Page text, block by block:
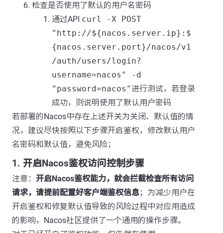
检查是否使用了默认的用户名密码
通过API curl -X POST
"http://${nacos.server.ip}:$
{nacos.server.port}/nacos/v1
/auth/users/login?
username=nacos" -d
"password=nacos"进行测试，若登录
成功，则说明使用了默认用户密码
若部署的Nacos中存在上述开关为关闭、默认值的情
况，建议尽快按照以下步骤开启鉴权，修改默认用户
名密码和默认值，避免风险；
1. 开启Nacos鉴权访问控制步骤
注意： 开启Nacos鉴权能力，就会拦截检查所有访问
请求，请提前配置好客户端鉴权信息；为减少用户在
开启鉴权和修复默认值导致的风险过程中对应用造成
的影响，Nacos社区提供了一个通用的操作步骤。